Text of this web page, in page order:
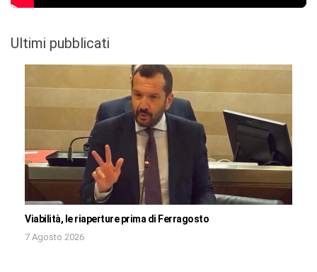
Ultimi pubblicati
Viabilità, le riaperture prima di Ferragosto
7 Agosto 2026